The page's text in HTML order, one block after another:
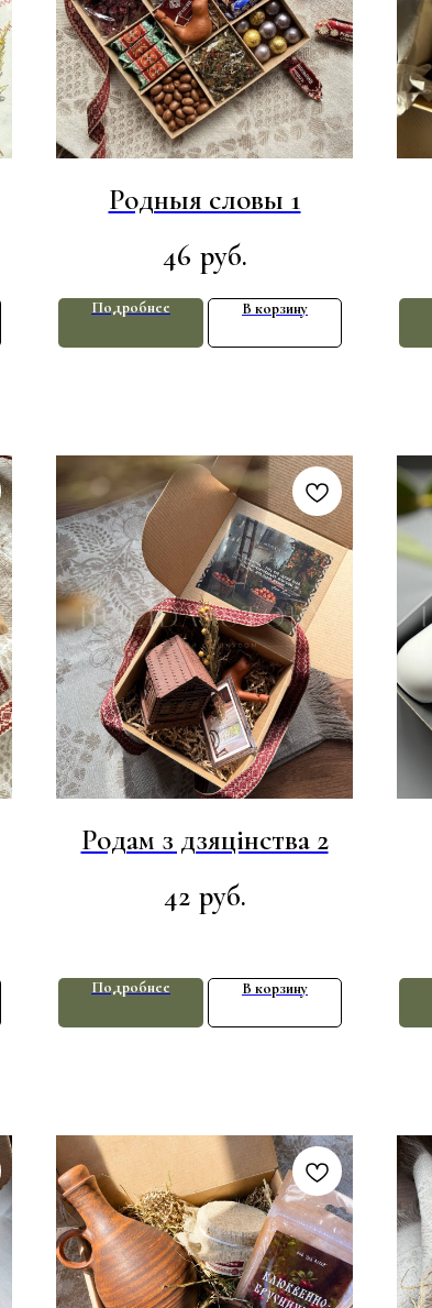
Родныя словы 1
46 руб.
Подробнее В корзину
Родам з дзяцінства 2
42 руб.
Подробнее В корзину